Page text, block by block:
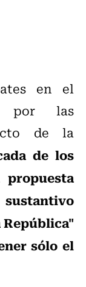
en el
por las
de la
de los
sólo el